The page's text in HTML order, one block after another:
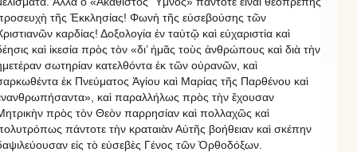
τῆς Ἐκκλησίας! Φωνὴ τῆς εὐσεβούσης τῶν
καρδίας! Δοξολογία ἐν ταὐτῷ καὶ εὐχαριστία καὶ
καὶ ἱκεσία πρὸς τὸν «δι’ ἡμᾶς τοὺς ἀνθρώπους καὶ διὰ τὴν
σωτηρίαν κατελθόντα ἐκ τῶν οὐρανῶν, καὶ
ἐκ Πνεύματος Ἁγίου καὶ Μαρίας τῆς Παρθένου καὶ
καὶ παραλλήλως πρὸς τὴν ἔχουσαν
πρὸς τὸν Θεὸν παρρησίαν καὶ πολλαχῶς καὶ
πάντοτε τὴν κραταιὰν Αὐτῆς βοήθειαν καὶ σκέπην
εἰς τὸ εὐσεβὲς Γένος τῶν Ὀρθοδόξων.